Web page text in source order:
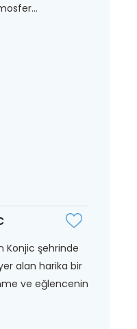
Konjic şehrinde
alan harika bir
ve eğlencenin